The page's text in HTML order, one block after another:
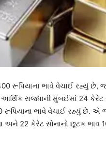
રૂપિયાના ભાવે વેચાઈ રહ્યું છે,
રાજધાની મુંબઈમાં 24 કેરેટ
રૂપિયાના ભાવે વેચાઈ રહ્યું છે. એ
અને 22 કેરેટ સોનાનો છૂટક ભાવ